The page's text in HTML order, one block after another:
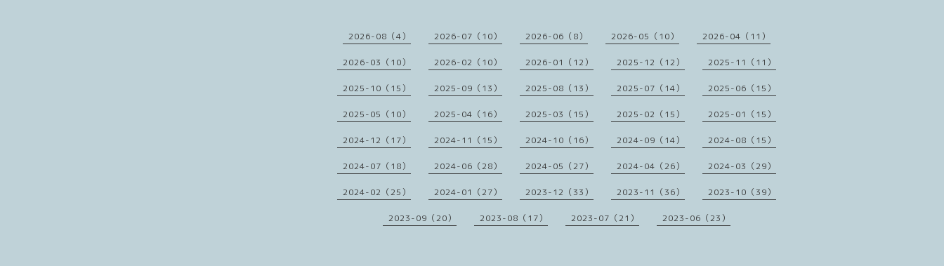
2026-08（4） 2026-07（10） 2026-06（8） 2026-05（10） 2026-04（11）
2026-03（10） 2026-02（10） 2026-01（12） 2025-12（12） 2025-11（11）
2025-10（15） 2025-09（13） 2025-08（13） 2025-07（14） 2025-06（15）
2025-05（10） 2025-04（16） 2025-03（15） 2025-02（15） 2025-01（15）
2024-12（17） 2024-11（15） 2024-10（16） 2024-09（14） 2024-08（15）
2024-07（18） 2024-06（28） 2024-05（27） 2024-04（26） 2024-03（29）
2024-02（25） 2024-01（27） 2023-12（33） 2023-11（36） 2023-10（39）
2023-09（20） 2023-08（17） 2023-07（21） 2023-06（23）